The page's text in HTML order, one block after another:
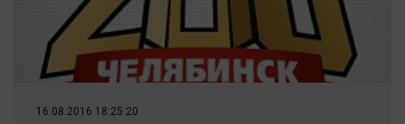
16.08.2016 18:25:20